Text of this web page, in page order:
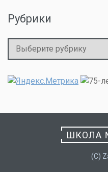
Рубрики
Рубрики
ШКОЛА
(C)